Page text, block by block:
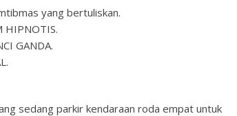
yang bertuliskan.
HIPNOTIS.
GANDA.
sedang parkir kendaraan roda empat untuk